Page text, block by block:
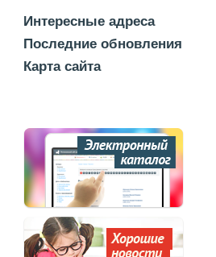
Интересные адреса
Последние обновления
Карта сайта